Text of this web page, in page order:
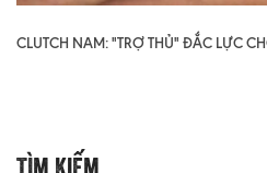
CLUTCH NAM: "TRỢ THỦ" ĐẮC LỰC
Tìm Kiếm